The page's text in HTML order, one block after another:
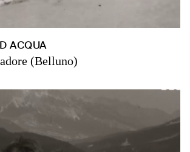
ACQUA
(Belluno)